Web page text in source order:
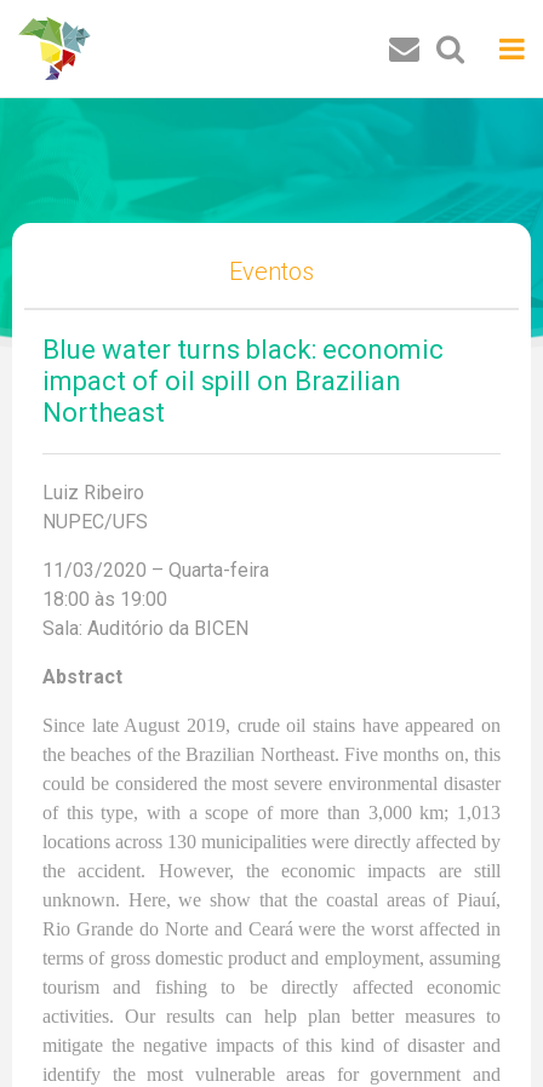
Buscar
Eventos
Blue water turns black: economic
impact of oil spill on Brazilian
Northeast
Luiz Ribeiro
NUPEC/UFS
11/03/2020 – Quarta-feira
18:00 às 19:00
Sala: Auditório da BICEN
Abstract
Since late August 2019, crude oil stains have appeared on
the beaches of the Brazilian Northeast. Five months on, this
could be considered the most severe environmental disaster
of this type, with a scope of more than 3,000 km; 1,013
locations across 130 municipalities were directly affected by
the accident. However, the economic impacts are still
unknown. Here, we show that the coastal areas of Piauí,
Rio Grande do Norte and Ceará were the worst affected in
terms of gross domestic product and employment, assuming
tourism and fishing to be directly affected economic
activities. Our results can help plan better measures to
mitigate the negative impacts of this kind of disaster and
identify the most vulnerable areas for government and